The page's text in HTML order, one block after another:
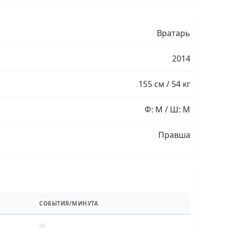
Вратарь
2014
155 см / 54 кг
Ф: M / Ш: M
Правша
СОБЫТИЯ/МИНУТА